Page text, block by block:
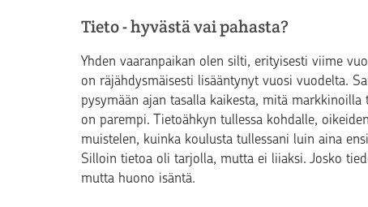
Tieto - hyvästä vai pahasta?
Yhden vaaranpaikan olen silti, erityisesti viime
on räjähdysmäisesti lisääntynyt vuosi vuodelta.
pysymään ajan tasalla kaikesta, mitä
on parempi. Tietoähkyn tullessa kohdalle,
muistelen, kuinka koulusta tullessani luin aina
Silloin tietoa oli tarjolla, mutta ei liiaksi. Josko
mutta huono isäntä.